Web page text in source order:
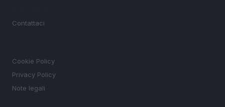
Contattaci
Cookie Policy
Privacy Policy
Note legali